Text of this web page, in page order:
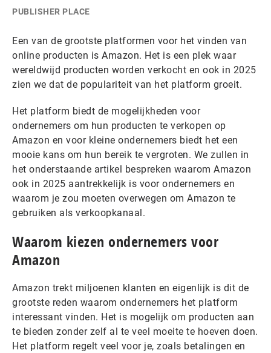
PUBLISHER PLACE
Een van de grootste platformen voor het vinden van
online producten is Amazon. Het is een plek waar
wereldwijd producten worden verkocht en ook in 2025
zien we dat de populariteit van het platform groeit.
Het platform biedt de mogelijkheden voor
ondernemers om hun producten te verkopen op
Amazon en voor kleine ondernemers biedt het een
mooie kans om hun bereik te vergroten. We zullen in
het onderstaande artikel bespreken waarom Amazon
ook in 2025 aantrekkelijk is voor ondernemers en
waarom je zou moeten overwegen om Amazon te
gebruiken als verkoopkanaal.
Waarom kiezen ondernemers voor
Amazon
Amazon trekt miljoenen klanten en eigenlijk is dit de
grootste reden waarom ondernemers het platform
interessant vinden. Het is mogelijk om producten aan
te bieden zonder zelf al te veel moeite te hoeven doen.
Het platform regelt veel voor je, zoals betalingen en